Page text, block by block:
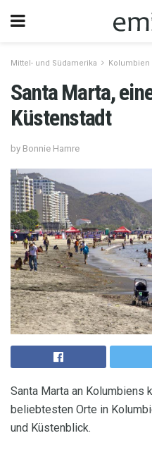
Mittel- und Südamerika Kolumbien
Santa Marta,
Küstenstadt
by Bonnie Hamre
Santa Marta an Kolumbiens
beliebtesten Orte in
und Küstenblick.